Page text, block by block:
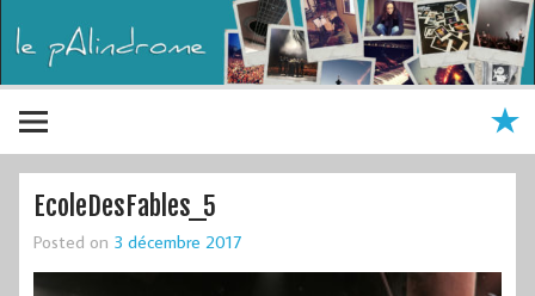
EcoleDesFables_5
Posted on 3 décembre 2017